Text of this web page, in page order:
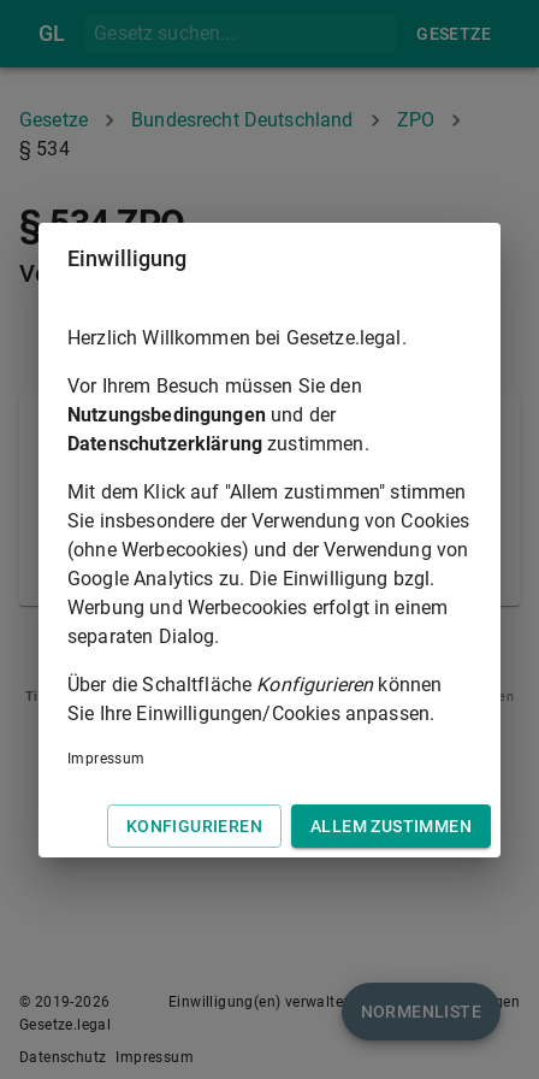
GL GESETZE
Gesetze Bundesrecht Deutschland
ZPO
§ 534
§ 534 ZPO
Verlust des Rügerechts
Die Verletzung einer das Verfahren des ersten
Rechtszuges betreffenden Vorschrift kann in der
Berufungsinstanz nicht mehr gerügt werden, wenn
die Partei das Rügerecht bereits im ersten
Rechtszuge nach der Vorschrift des § 295
verloren
hat.
§ 533
Tipp
: Swipen Sie auf dem Bildschirm links oder rechts zur Navigation zwischen
Normen.
NORMENLISTE
© 2019-2026
Gesetze.legal
Einwilligung(en) verwalten Nutzungsbedingungen
Datenschutz Impressum
Einwilligung
Herzlich Willkommen bei Gesetze.legal.
Vor Ihrem Besuch müssen Sie den
Nutzungsbedingungenund der
Datenschutzerklärung zustimmen.
Mit dem Klick auf "Allem zustimmen" stimmen
Sie insbesondere der Verwendung von Cookies
(ohne Werbecookies) und der Verwendung von
Google Analytics zu. Die Einwilligung bzgl.
Werbung und Werbecookies erfolgt in einem
separaten Dialog.
Über die Schaltfläche Konfigurierenkönnen
Sie Ihre Einwilligungen/Cookies anpassen.
Impressum
KONFIGURIEREN ALLEM ZUSTIMMEN